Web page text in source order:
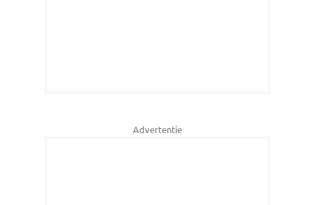
Advertentie